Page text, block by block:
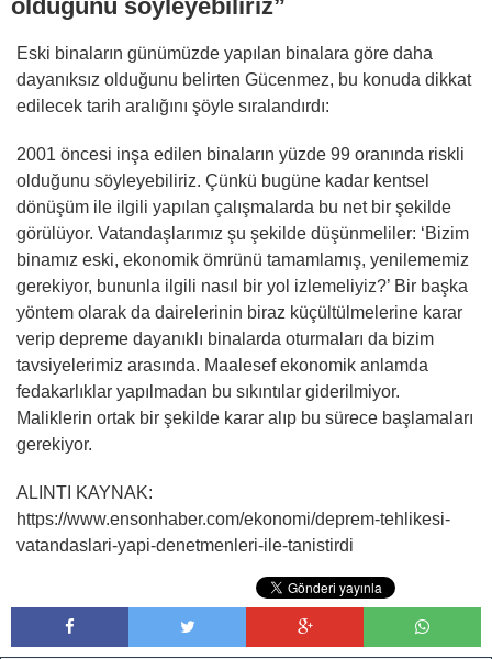
olduğunu söyleyebiliriz”
Eski binaların günümüzde yapılan binalara göre daha
dayanıksız olduğunu belirten Gücenmez, bu konuda dikkat
edilecek tarih aralığını şöyle sıralandırdı:
2001 öncesi inşa edilen binaların yüzde 99 oranında riskli
olduğunu söyleyebiliriz. Çünkü bugüne kadar kentsel
dönüşüm ile ilgili yapılan çalışmalarda bu net bir şekilde
görülüyor. Vatandaşlarımız şu şekilde düşünmeliler: ‘Bizim
binamız eski, ekonomik ömrünü tamamlamış, yenilememiz
gerekiyor, bununla ilgili nasıl bir yol izlemeliyiz?’ Bir başka
yöntem olarak da dairelerinin biraz küçültülmelerine karar
verip depreme dayanıklı binalarda oturmaları da bizim
tavsiyelerimiz arasında. Maalesef ekonomik anlamda
fedakarlıklar yapılmadan bu sıkıntılar giderilmiyor.
Maliklerin ortak bir şekilde karar alıp bu sürece başlamaları
gerekiyor.
ALINTI KAYNAK:
https://www.ensonhaber.com/ekonomi/deprem-tehlikesi-
vatandaslari-yapi-denetmenleri-ile-tanistirdi